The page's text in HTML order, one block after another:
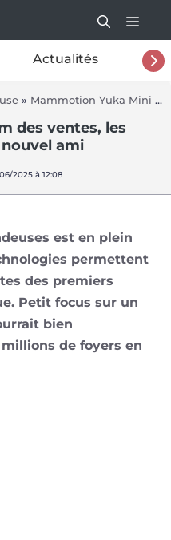
Actualités
» Mammotion Yuka Mini 600
des ventes, les
ami
2025 à 12:08
est en plein
permettent
des premiers
Petit focus sur un
bien
de foyers en